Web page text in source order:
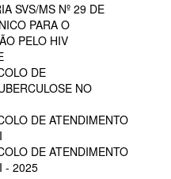
SVS/MS Nº 29 DE
PARA O
PELO HIV
DE
NO
DE ATENDIMENTO
DE ATENDIMENTO
- 2025